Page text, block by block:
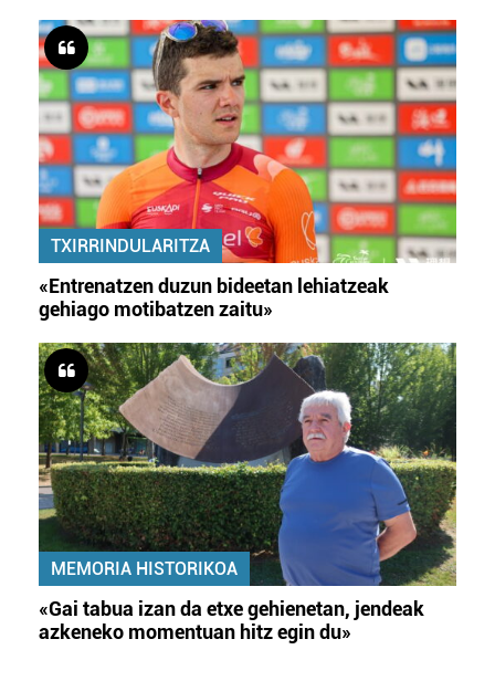
TXIRRINDULARITZA
«Entrenatzen duzun bideetan lehiatzeak
gehiago motibatzen zaitu»
MEMORIA HISTORIKOA
«Gai tabua izan da etxe gehienetan, jendeak
azkeneko momentuan hitz egin du»